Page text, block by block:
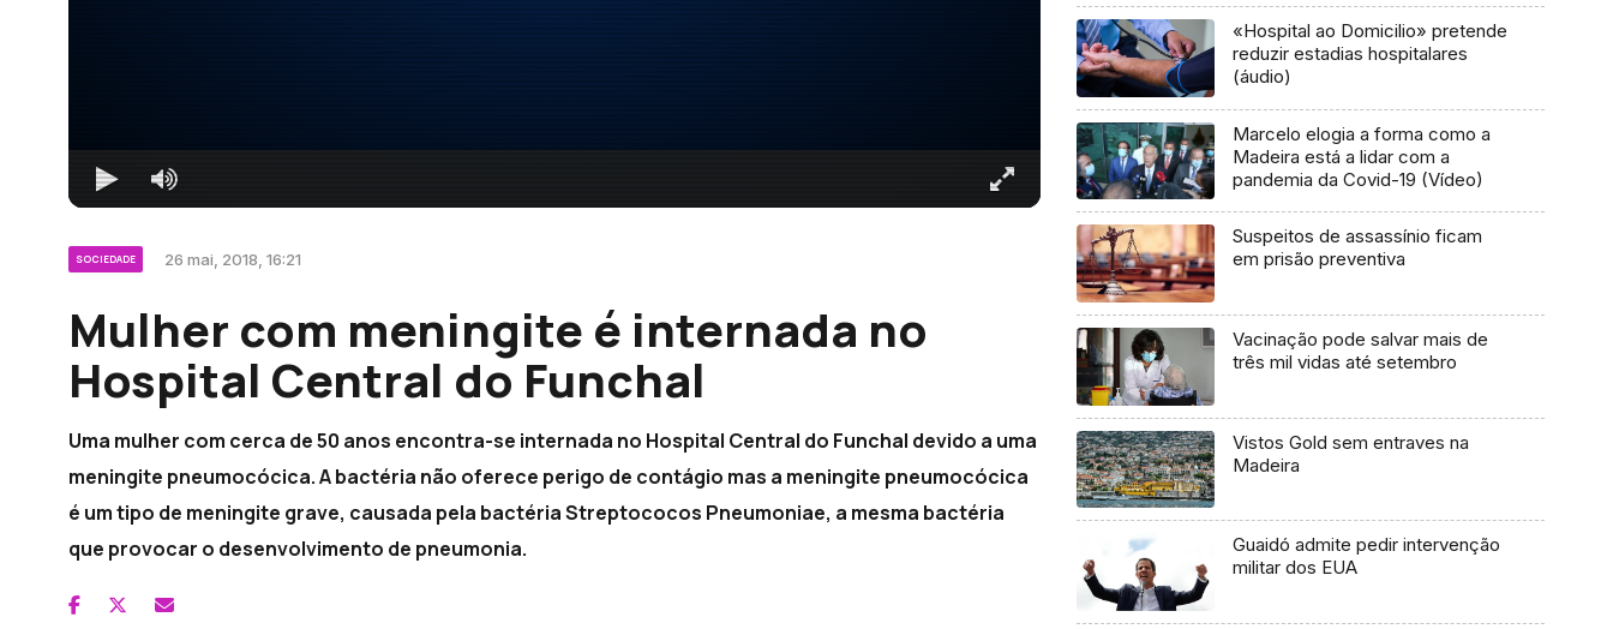
SOCIEDADE 26 mai, 2018, 16:21
Mulher com meningite é internada no
Hospital Central do Funchal
Uma mulher com cerca de 50 anos encontra-se internada no Hospital Central do Funchal devido a uma
meningite pneumocócica. A bactéria não oferece perigo de contágio mas a meningite pneumocócica
é um tipo de meningite grave, causada pela bactéria Streptococos Pneumoniae, a mesma bactéria
que provocar o desenvolvimento de pneumonia.
«Hospital ao Domicilio» pretende
reduzir estadias hospitalares
(áudio)
Marcelo elogia a forma como a
Madeira está a lidar com a
pandemia da Covid-19 (Vídeo)
Suspeitos de assassínio ficam
em prisão preventiva
Vacinação pode salvar mais de
três mil vidas até setembro
Vistos Gold sem entraves na
Madeira
Guaidó admite pedir intervenção
militar dos EUA